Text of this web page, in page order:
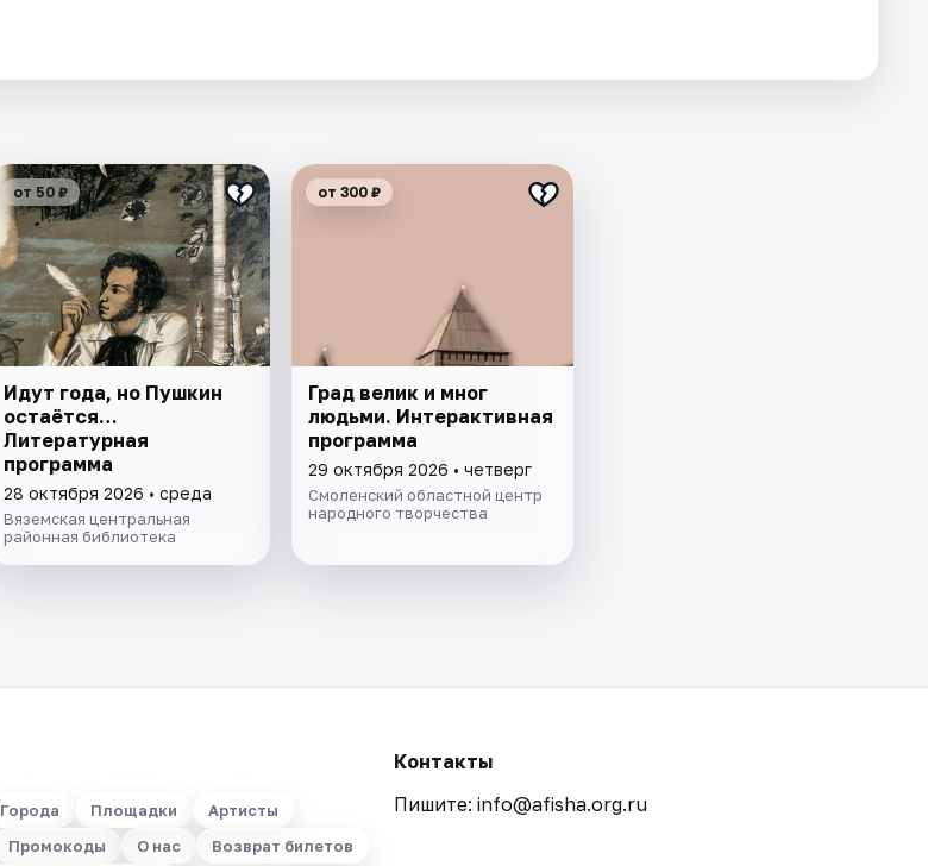
от 50 ₽
Идут года, но Пушкин
остаётся…
Литературная
программа
28 октября 2026 • среда
Вяземская центральная
районная библиотека
от 300 ₽
Град велик и мног
людьми. Интерактивная
программа
29 октября 2026 • четверг
Смоленский областной центр
народного творчества
Города Площадки
Артисты
Промокоды О нас Возврат билетов
Контакты
Пишите: info@afisha.org.ru